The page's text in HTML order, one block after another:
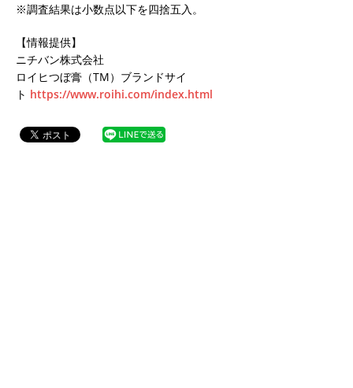
※調査結果は小数点以下を四捨五入。
【情報提供】
ニチバン株式会社
ロイヒつぼ膏（TM）ブランドサイ
ト https://www.roihi.com/index.html